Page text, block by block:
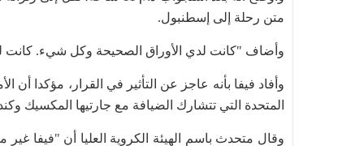
متن رحلة إلى إسطنبول.
وأضاف "كانت لدي الأوراق الصحيحة وكل شيء. كانت
وأفاد فيفا بأنه عاجز عن التأثير في القرار، مؤكدا أن
المتحدة التي تتشارك الضيافة مع جارتيها المكسيك
وقال متحدث باسم الهيئة الكروية العليا أن "فيفا